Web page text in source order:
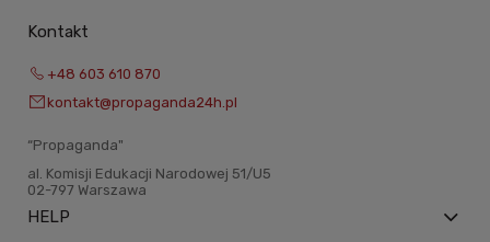
Kontakt
+48 603 610 870
kontakt@propaganda24h.pl
“Propaganda"
al. Komisji Edukacji Narodowej 51/U5
02-797 Warszawa
HELP